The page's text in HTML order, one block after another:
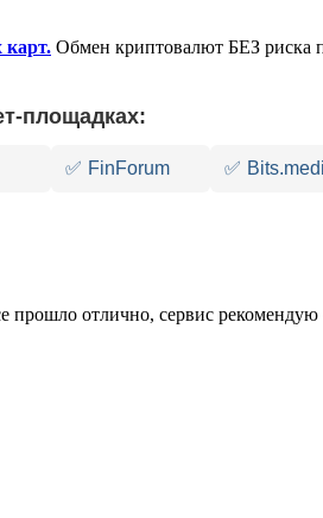
карт. Обмен криптовалют БЕЗ риска
площадках:
✅ FinForum ✅
прошло отлично, сервис